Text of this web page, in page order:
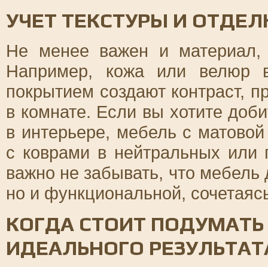
УЧЕТ ТЕКСТУРЫ И
Не менее важен и материал,
Например, кожа или велюр
покрытием создают контраст,
в комнате. Если вы хотите
в интерьере, мебель с
с коврами в нейтральных или
важно не забывать, что мебель
но и функциональной,
КОГДА СТОИТ
ИДЕАЛЬНОГО